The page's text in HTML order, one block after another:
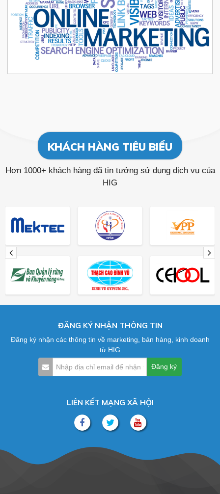
KHÁCH HÀNG TIÊU BIỂU
Hơn 1000+ khách hàng đã tin tưởng sử dụng dịch vụ của
HIG
ĐĂNG KÝ NHẬN THÔNG TIN
Đăng ký nhận các thông tin về marketing, bán hàng, kinh doanh
từ HIG
LIÊN KẾT MẠNG XÃ HỘI